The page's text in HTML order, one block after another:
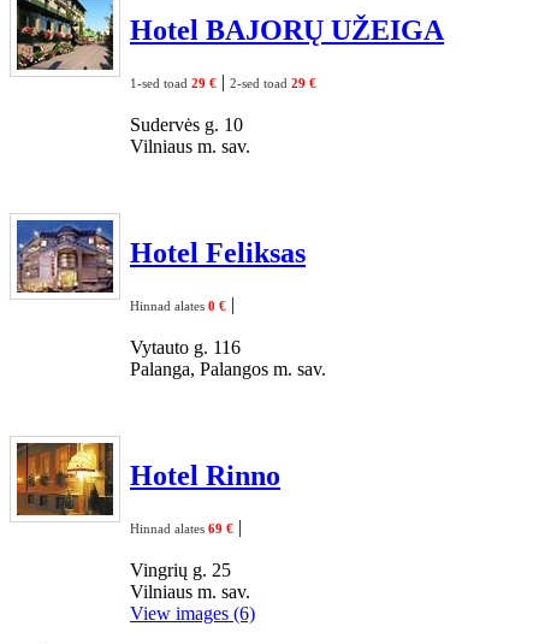
Hotel BAJORŲ UŽEIGA
1-sed toad 29 € | 2-sed toad 29 €
Sudervės g. 10
Vilniaus m. sav.
Hotel Feliksas
Hinnad alates 0 € |
Vytauto g. 116
Palanga, Palangos m. sav.
Hotel Rinno
Hinnad alates 69 € |
Vingrių g. 25
Vilniaus m. sav.
View images (6)